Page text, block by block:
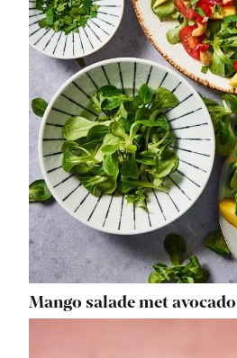
Mango salade met avocado